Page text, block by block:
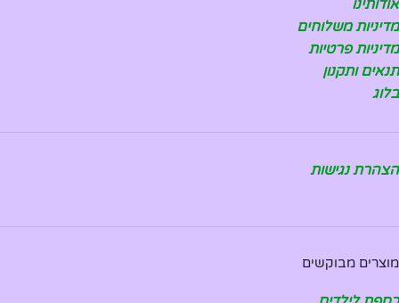
אודותינו
מדיניות משלוחים
מדיניות פרטיות
תנאים ותקנון
בלוג
הצהרת נגישות
מוצרים מבוקשים